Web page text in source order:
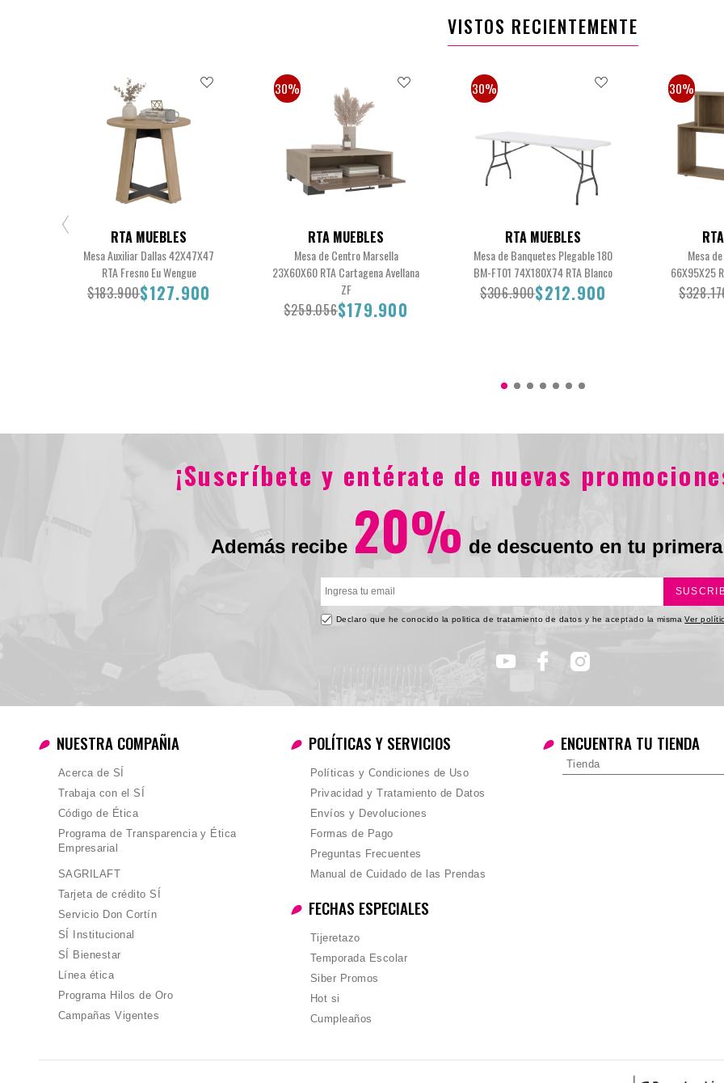
VISTOS RECIENTEMENTE
RTA MUEBLES
Mesa Auxiliar Dallas 42X47X47
RTA Fresno Eu Wengue
$183.900$127.900
30%
RTA MUEBLES
Mesa de Centro Marsella
23X60X60 RTA Cartagena Avellana
ZF
$259.056$179.900
30%
RTA MUEBLES
Mesa de Banquetes Plegable 180
BM-FT01 74X180X74 RTA Blanco
$306.900$212.900
30%
Mesa
66X95X25
¡Suscríbete y entérate de nuevas
Además recibe 20% de descuento en tu
Declaro que he conocido la politica de tratamiento de datos y he aceptado la misma Ver
NUESTRA COMPAÑIA
Acerca de SÍ
Trabaja con el SÍ
Código de Ética
Programa de Transparencia y Ética
Empresarial
SAGRILAFT
Tarjeta de crédito SÍ
Servicio Don Cortín
SÍ Institucional
SÍ Bienestar
Línea ética
Programa Hilos de Oro
Campañas Vigentes
POLÍTICAS Y SERVICIOS
Políticas y Condiciones de Uso
Privacidad y Tratamiento de Datos
Envíos y Devoluciones
Formas de Pago
Preguntas Frecuentes
Manual de Cuidado de las Prendas
FECHAS ESPECIALES
Tijeretazo
Temporada Escolar
Siber Promos
Hot si
Cumpleaños
ENCUENTRA TU TIENDA
Tienda